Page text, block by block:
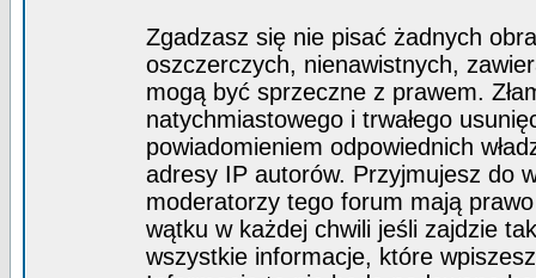
Zgadzasz się nie pisać żadnych
oszczerczych, nienawistnych,
mogą być sprzeczne z prawem.
natychmiastowego i trwałego
powiadomieniem odpowiednich
adresy IP autorów. Przyjmujesz do
moderatorzy tego forum mają
wątku w każdej chwili jeśli zajdzie
wszystkie informacje, które